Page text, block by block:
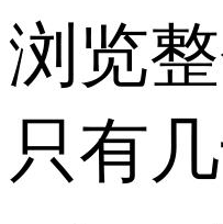
浏览
只有